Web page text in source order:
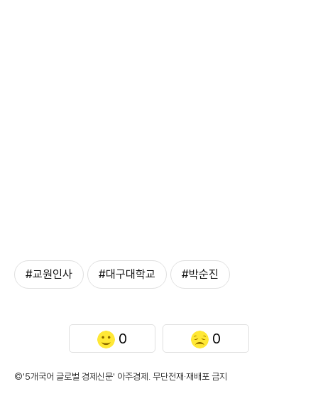
#교원인사 #대구대학교 #박순진
0 0
©'5개국어 글로벌 경제신문' 아주경제. 무단전재·재배포 금지